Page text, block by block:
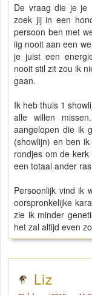
De vraag die je je
zoek jij in een
persoon ben met
iig nooit aan een
je juist een
nooit stil zit zou ik
gaan.
Ik heb thuis 1
alle willen
aangelopen die ik
(showlijn) en ben
rondjes om de
een totaal ander
Persoonlijk vind ik
oorspronkelijke
zie ik minder
het zal altijd even
Liz